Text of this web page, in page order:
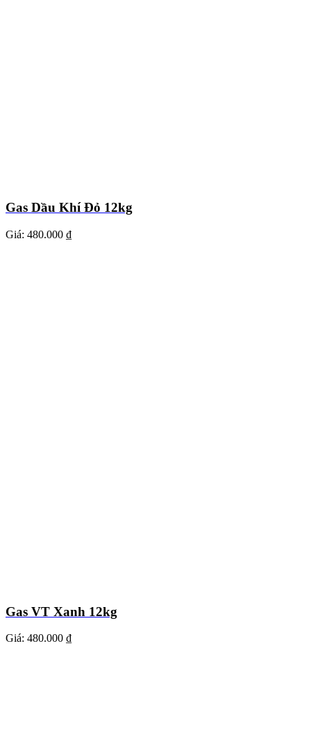
Gas Dầu Khí Đỏ 12kg
Giá: 480.000 ₫
Gas VT Xanh 12kg
Giá: 480.000 ₫